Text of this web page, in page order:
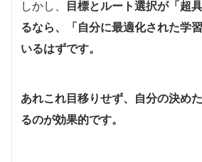
しかし、 目標とルート選択が「超
るなら、「自分に最適化された学
いるはずです。
あれこれ目移りせず、自分の決め
るのが効果的です。